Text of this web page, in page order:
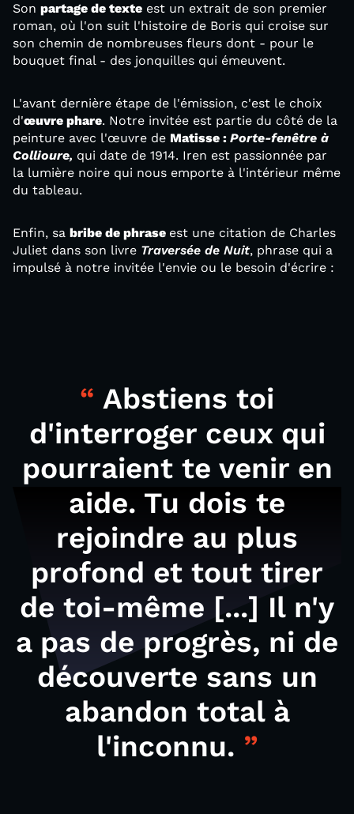
Son partage de texte est un extrait de son premier
roman, où l'on suit l'histoire de Boris qui croise sur
son chemin de nombreuses fleurs dont - pour le
bouquet final - des jonquilles qui émeuvent.
L'avant dernière étape de l'émission, c'est le choix
d'œuvre phare. Notre invitée est partie du côté de la
peinture avec l'œuvre de Matisse : Porte-fenêtre à
Collioure, qui date de 1914. Iren est passionnée par
la lumière noire qui nous emporte à l'intérieur même
du tableau.
Enfin, sa bribe de phrase est une citation de Charles
Juliet dans son livre Traversée de Nuit, phrase qui a
impulsé à notre invitée l'envie ou le besoin d'écrire :
Abstiens toi
d'interroger ceux qui
pourraient te venir en
aide. Tu dois te
rejoindre au plus
profond et tout tirer
de toi-même [...] Il n'y
a pas de progrès, ni de
découverte sans un
abandon total à
l'inconnu.